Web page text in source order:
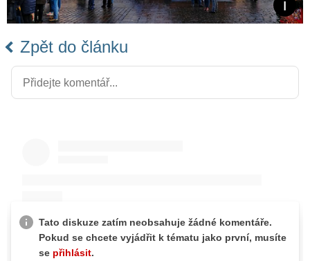
Zpět do článku